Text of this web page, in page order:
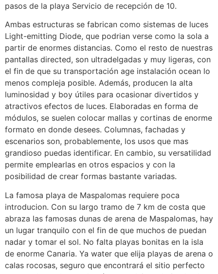
pasos de la playa Servicio de recepción de 10.
Ambas estructuras se fabrican como sistemas de luces
Light-emitting Diode, que podrian verse como la sola a
partir de enormes distancias. Como el resto de nuestras
pantallas directed, son ultradelgadas y muy ligeras, con
el fin de que su transportación age instalación ocean lo
menos compleja posible. Además, producen la alta
luminosidad y boy útiles para ocasionar divertidos y
atractivos efectos de luces. Elaboradas en forma de
módulos, se suelen colocar mallas y cortinas de enorme
formato en donde desees. Columnas, fachadas y
escenarios son, probablemente, los usos que mas
grandioso puedas identificar. En cambio, su versatilidad
permite emplearlas en otros espacios y con la
posibilidad de crear formas bastante variadas.
La famosa playa de Maspalomas requiere poca
introducion. Con su largo tramo de 7 km de costa que
abraza las famosas dunas de arena de Maspalomas, hay
un lugar tranquilo con el fin de que muchos de puedan
nadar y tomar el sol. No falta playas bonitas en la isla
de enorme Canaria. Ya water que elija playas de arena o
calas rocosas, seguro que encontrará el sitio perfecto